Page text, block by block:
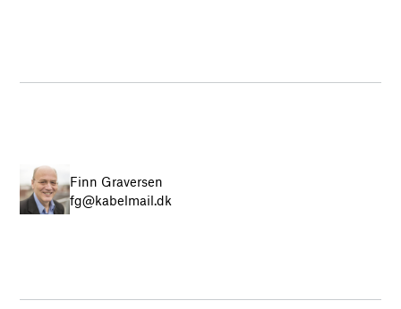
Finn Graversen
fg@kabelmail.dk